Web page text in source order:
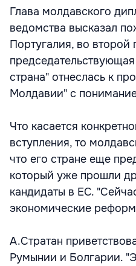
Глава молдавского
ведомства высказал
Португалия, во второй
страна" отнеслась к
Молдавии" с
Что касается
вступления, то
что его стране еще
который уже прошли
кандидаты в ЕС.
экономические
А.Стратан
Румынии и Болгарии.